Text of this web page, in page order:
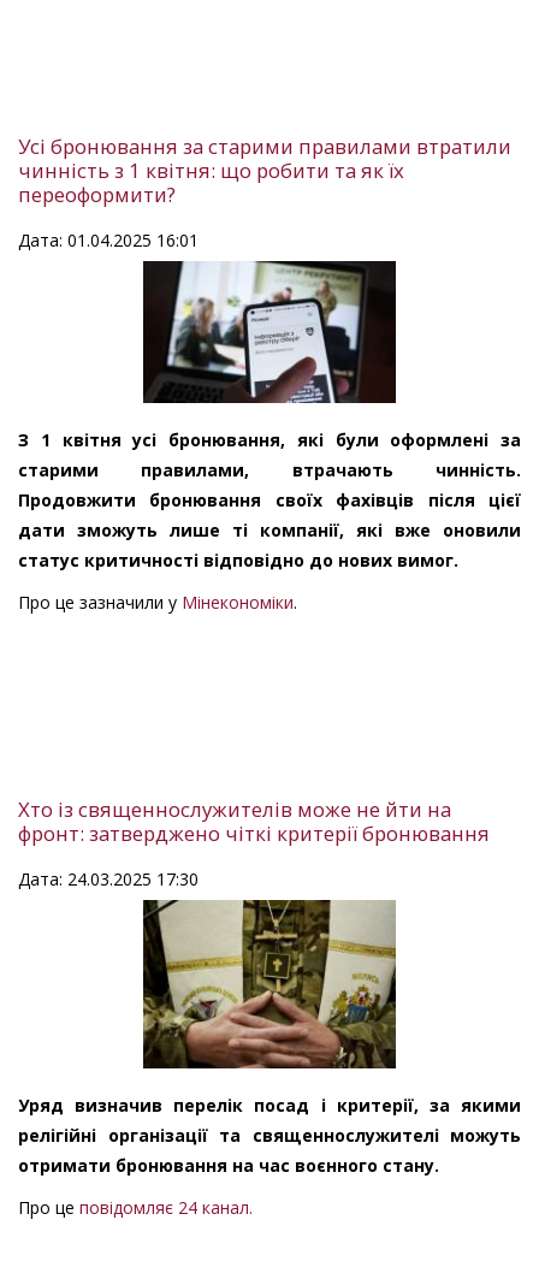
Усі бронювання за старими правилами втратили
чинність з 1 квітня: що робити та як їх
переоформити?
Дата: 01.04.2025 16:01
З 1 квітня усі бронювання, які були оформлені за
старими правилами, втрачають чинність.
Продовжити бронювання своїх фахівців після цієї
дати зможуть лише ті компанії, які вже оновили
статус критичності відповідно до нових вимог.
Про це зазначили у Мінекономіки.
Хто із священнослужителів може не йти на
фронт: затверджено чіткі критерії бронювання
Дата: 24.03.2025 17:30
Уряд визначив перелік посад і критерії, за якими
релігійні організації та священнослужителі можуть
отримати бронювання на час воєнного стану.
Про це повідомляє 24 канал.